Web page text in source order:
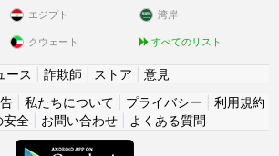
エジプト
クウェート
湾岸
すべてのリスト
ース 詐欺師 ストア
意見
私たちについて プライバシー
利用規約
安全| お問い合わせ| よくある質問